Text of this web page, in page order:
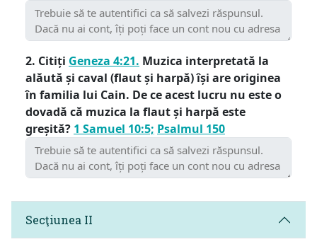
2. Citiți Geneza 4:21. Muzica interpretată la
alăută și caval (flaut și harpă) își are originea
în familia lui Cain. De ce acest lucru nu este o
dovadă că muzica la flaut și harpă este
greșită? 1 Samuel 10:5; Psalmul 150
Secţiunea II